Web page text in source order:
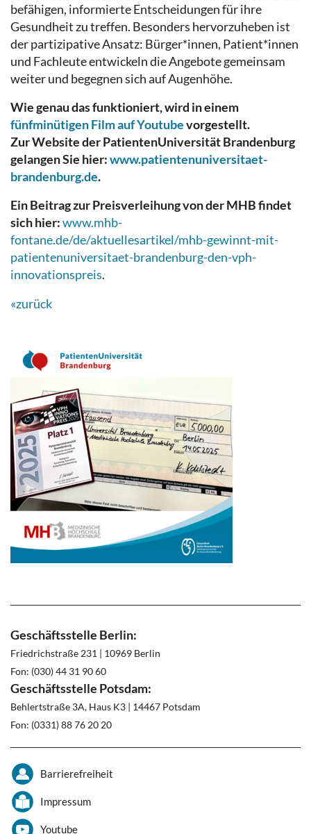
befähigen, informierte Entscheidungen für ihre
Gesundheit zu treffen. Besonders hervorzuheben ist
der partizipative Ansatz: Bürger*innen, Patient*innen
und Fachleute entwickeln die Angebote gemeinsam
weiter und begegnen sich auf Augenhöhe.
Wie genau das funktioniert, wird in einem
fünfminütigen Film auf Youtubevorgestellt.
Zur Website der PatientenUniversität Brandenburg
gelangen Sie hier:www.patientenuniversitaet-
brandenburg.de.
Ein Beitrag zur Preisverleihung von der MHB findet
sich hier:www.mhb-
fontane.de/de/aktuellesartikel/mhb-gewinnt-mit-
patientenuniversitaet-brandenburg-den-vph-
innovationspreis.
«zurück
Geschäftsstelle Berlin:
Friedrichstraße 231 | 10969 Berlin
Fon: (030) 44 31 90 60
Geschäftsstelle Potsdam:
Behlertstraße 3A, Haus K3 | 14467 Potsdam
Fon: (0331) 88 76 20 20
Barrierefreiheit
Impressum
Youtube